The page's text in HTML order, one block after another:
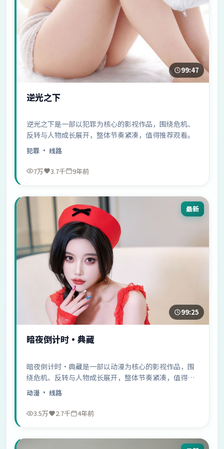
99:47
逆光之下
逆光之下是一部以犯罪为核心的影视作品，围绕危机、
反转与人物成长展开，整体节奏紧凑，值得推荐观看。
犯罪 · 线路
7万 3.7千 9年前
最新
99:25
暗夜倒计时·典藏
暗夜倒计时·典藏是一部以动漫为核心的影视作品，围
绕危机、反转与人物成长展开，整体节奏紧凑，值得推
荐观看。
动漫 · 线路
3.5万 2.7千 4年前